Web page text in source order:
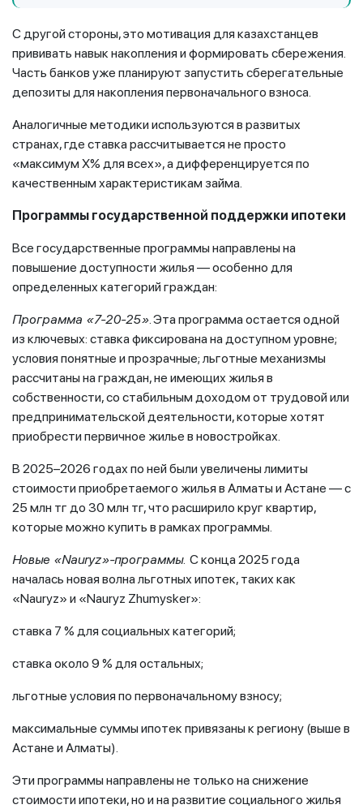
С другой стороны, это мотивация для казахстанцев
прививать навык накопления и формировать сбережения.
Часть банков уже планируют запустить сберегательные
депозиты для накопления первоначального взноса.
Аналогичные методики используются в развитых
странах, где ставка рассчитывается не просто
«максимум X% для всех», а дифференцируется по
качественным характеристикам займа.
Программы государственной поддержки ипотеки
Все государственные программы направлены на
повышение доступности жилья — особенно для
определенных категорий граждан:
Программа «7-20-25» . Эта программа остается одной
из ключевых: ставка фиксирована на доступном уровне;
условия понятные и прозрачные; льготные механизмы
рассчитаны на граждан, не имеющих жилья в
собственности, со стабильным доходом от трудовой или
предпринимательской деятельности, которые хотят
приобрести первичное жилье в новостройках.
В 2025–2026 годах по ней были увеличены лимиты
стоимости приобретаемого жилья в Алматы и Астане — с
25 млн тг до 30 млн тг, что расширило круг квартир,
которые можно купить в рамках программы.
Новые «Nauryz»-программы. С конца 2025 года
началась новая волна льготных ипотек, таких как
«Nauryz» и «Nauryz Zhumysker»:
ставка 7 % для социальных категорий;
ставка около 9 % для остальных;
льготные условия по первоначальному взносу;
максимальные суммы ипотек привязаны к региону (выше в
Астане и Алматы).
Эти программы направлены не только на снижение
стоимости ипотеки, но и на развитие социального жилья